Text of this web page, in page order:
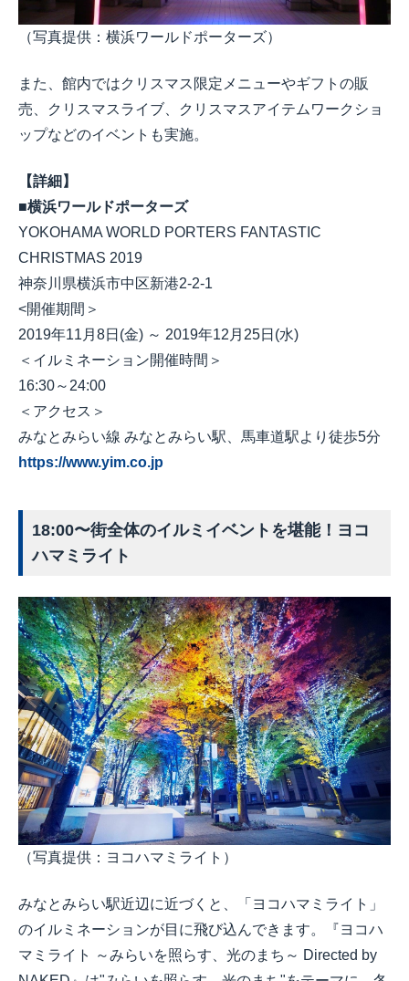
（写真提供：横浜ワールドポーターズ）
また、館内ではクリスマス限定メニューやギフトの販
売、クリスマスライブ、クリスマスアイテムワークショ
ップなどのイベントも実施。
【詳細】
■横浜ワールドポーターズ
YOKOHAMA WORLD PORTERS FANTASTIC
CHRISTMAS 2019
神奈川県横浜市中区新港2-2-1
<開催期間＞
2019年11月8日(金) ～ 2019年12月25日(水)
＜イルミネーション開催時間＞
16:30～24:00
＜アクセス＞
みなとみらい線 みなとみらい駅、馬車道駅より徒歩5分
https://www.yim.co.jp
18:00〜街全体のイルミイベントを堪能！ヨコ
ハマミライト
（写真提供：ヨコハマミライト）
みなとみらい駅近辺に近づくと、「ヨコハマミライト」
のイルミネーションが目に飛び込んできます。『ヨコハ
マミライト ～みらいを照らす、光のまち～ Directed by